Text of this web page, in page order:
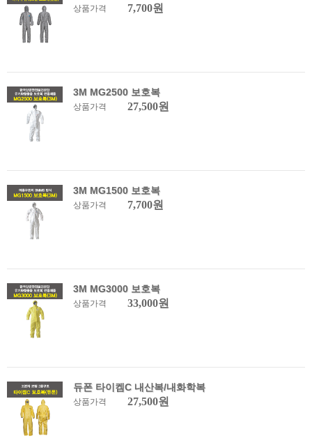
상품가격 7,700원
3M MG2500 보호복
상품가격 27,500원
3M MG1500 보호복
상품가격 7,700원
3M MG3000 보호복
상품가격 33,000원
듀폰 타이켐C 내산복/내화학복
상품가격 27,500원